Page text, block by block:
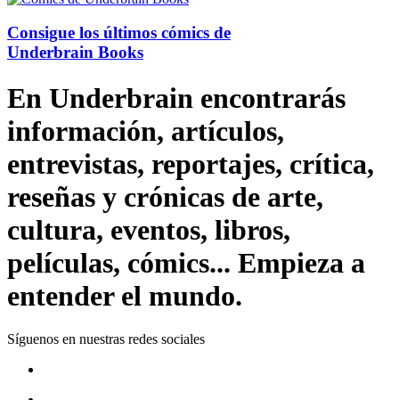
Consigue los últimos cómics de
Underbrain Books
En Underbrain encontrarás
información, artículos,
entrevistas, reportajes, crítica,
reseñas y crónicas de arte,
cultura, eventos, libros,
películas, cómics... Empieza a
entender el mundo.
Síguenos en nuestras redes sociales